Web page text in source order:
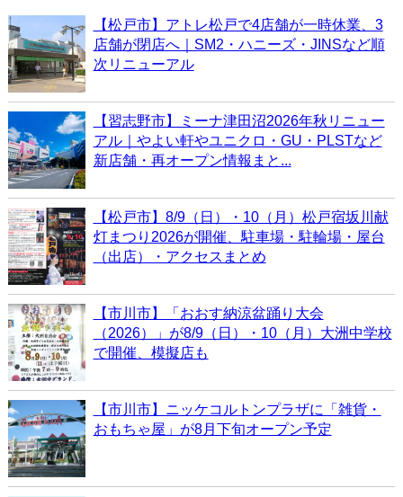
【松戸市】アトレ松戸で4店舗が一時休業、3
店舗が閉店へ｜SM2・ハニーズ・JINSなど順
次リニューアル
【習志野市】ミーナ津田沼2026年秋リニュー
アル｜やよい軒やユニクロ・GU・PLSTなど
新店舗・再オープン情報まと...
【松戸市】8/9（日）・10（月）松戸宿坂川献
灯まつり2026が開催、駐車場・駐輪場・屋台
（出店）・アクセスまとめ
【市川市】「おおす納涼盆踊り大会
（2026）」が8/9（日）・10（月）大洲中学校
で開催、模擬店も
【市川市】ニッケコルトンプラザに「雑貨・
おもちゃ屋」が8月下旬オープン予定